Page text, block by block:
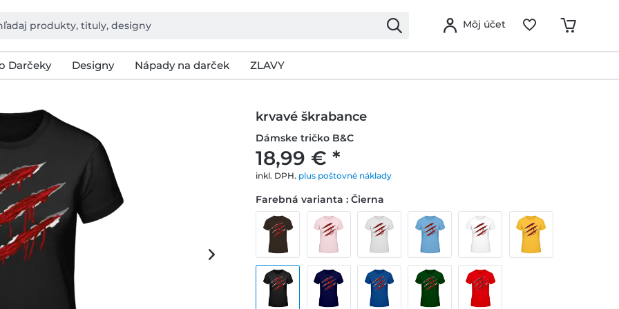
Môj účet
Darčeky Designy Nápady na darček ZLAVY
krvavé škrabance
Dámske tričko B&C
18,99 € *
inkl. DPH. plus poštovné náklady
Farebná varianta : Čierna